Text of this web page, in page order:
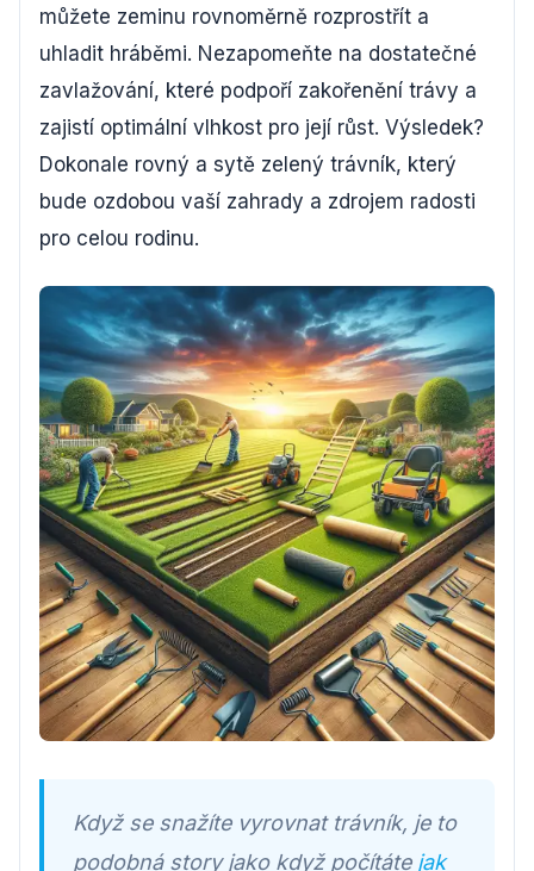
můžete zeminu rovnoměrně rozprostřít a
uhladit hráběmi. Nezapomeňte na dostatečné
zavlažování, které podpoří zakořenění trávy a
zajistí optimální vlhkost pro její růst. Výsledek?
Dokonale rovný a sytě zelený trávník, který
bude ozdobou vaší zahrady a zdrojem radosti
pro celou rodinu.
Když se snažíte vyrovnat trávník, je to
podobná story jako když počítáte jak